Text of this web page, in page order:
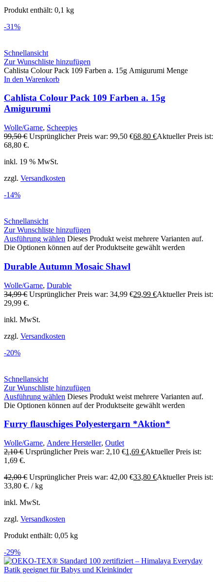
Produkt enthält: 0,1 kg
-31%
Schnellansicht
Zur Wunschliste hinzufügen
Cahlista Colour Pack 109 Farben a. 15g Amigurumi Menge
In den Warenkorb
Cahlista Colour Pack 109 Farben a. 15g
Amigurumi
Wolle/Garne, Scheepjes
99,50€ Ursprünglicher Preis war: 99,50 €68,80 €Aktueller Preis ist:
68,80 €.
inkl. 19 % MwSt.
zzgl. Versandkosten
-14%
Schnellansicht
Zur Wunschliste hinzufügen
Ausführung wählen Dieses Produkt weist mehrere Varianten auf.
Die Optionen können auf der Produktseite gewählt werden
Durable Autumn Mosaic Shawl
Wolle/Garne, Durable
34,99€ Ursprünglicher Preis war: 34,99 €29,99 €Aktueller Preis ist:
29,99 €.
inkl. MwSt.
zzgl. Versandkosten
-20%
Schnellansicht
Zur Wunschliste hinzufügen
Ausführung wählen Dieses Produkt weist mehrere Varianten auf.
Die Optionen können auf der Produktseite gewählt werden
Furry flauschiges Polyestergarn *Aktion*
Wolle/Garne, Andere Hersteller, Outlet
2,10€ Ursprünglicher Preis war: 2,10 €1,69 €Aktueller Preis ist:
1,69 €.
42,00€ Ursprünglicher Preis war: 42,00 €33,80 €Aktueller Preis ist:
33,80 €. /kg
inkl. MwSt.
zzgl. Versandkosten
Produkt enthält: 0,05 kg
-29%